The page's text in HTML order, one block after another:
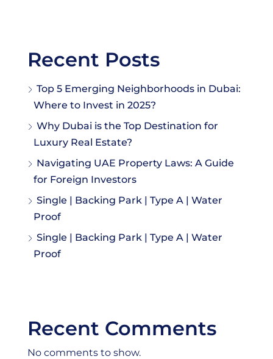
Recent Posts
Top 5 Emerging Neighborhoods in Dubai:
Where to Invest in 2025?
Why Dubai is the Top Destination for
Luxury Real Estate?
Navigating UAE Property Laws: A Guide
for Foreign Investors
Single | Backing Park | Type A | Water
Proof
Single | Backing Park | Type A | Water
Proof
Recent Comments
No comments to show.